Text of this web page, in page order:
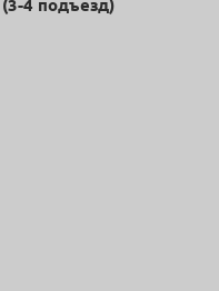
4 подъезд)